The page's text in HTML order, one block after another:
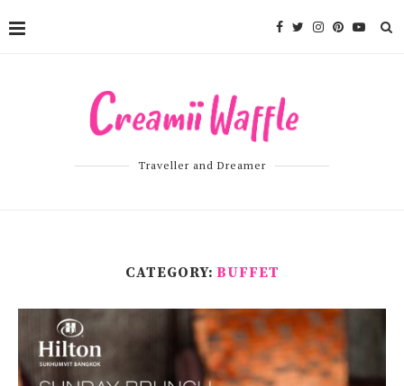
Traveller and Dreamer
CATEGORY: BUFFET